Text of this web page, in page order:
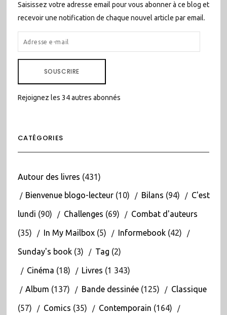
Saisissez votre adresse email pour vous abonner à ce blog et
recevoir une notification de chaque nouvel article par email.
ADRESSE
E-
SOUSCRIRE
Rejoignez les 34 autres abonnés
CATÉGORIES
Autour des livres (431)
Bienvenue blogo-lecteur(10) Bilans (94) C'est
lundi (90) Challenges (69) Combat d'auteurs
(35) In My Mailbox(5) Informebook(42)
Sunday's book(3) Tag (2)
Cinéma (18) Livres (1 343)
Album (137) Bande dessinée(125) Classique
(57) Comics (35) Contemporain (164)